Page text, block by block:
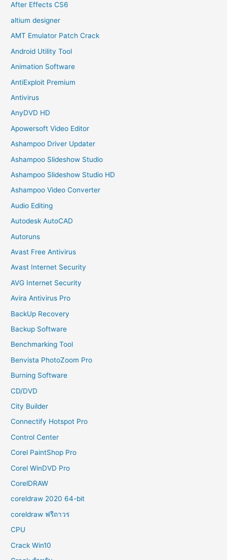
After Effects CS6
altium designer
AMT Emulator Patch Crack
Android Utility Tool
Animation Software
AntiExploit Premium
Antivirus
AnyDVD HD
Apowersoft Video Editor
Ashampoo Driver Updater
Ashampoo Slideshow Studio
Ashampoo Slideshow Studio HD
Ashampoo Video Converter
Audio Editing
Autodesk AutoCAD
Autoruns
Avast Free Antivirus
Avast Internet Security
AVG Internet Security
Avira Antivirus Pro
BackUp Recovery
Backup Software
Benchmarking Tool
Benvista PhotoZoom Pro
Burning Software
CD/DVD
City Builder
Connectify Hotspot Pro
Control Center
Corel PaintShop Pro
Corel WinDVD Pro
CorelDRAW
coreldraw 2020 64-bit
coreldraw ฟรีถาวร
CPU
Crack Win10